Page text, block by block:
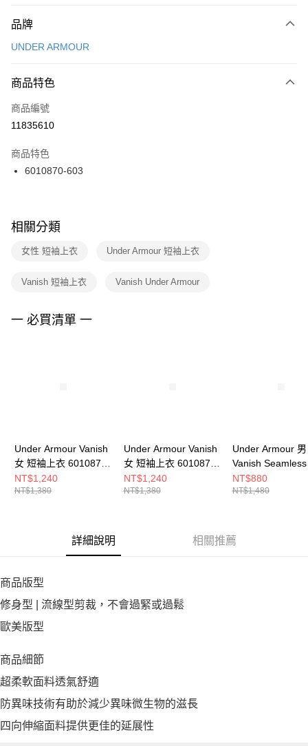
台灣樂天信用卡公司
【關於「AFTEE先享後付」】
便利好安心！
３．安心：先確認商品／服務後，再付款。
【「AFTEE先享後付」結帳流程】
１．於結帳方式選擇「AFTEE先享後付」後，將跳轉至「AFTEE先享後付」
２．訂單成立數日內，您將收到繳費通知簡訊。
３．收到繳費通知簡訊後14天內，點擊此簡訊中的連結，可透過四大超商／
ATM／網路銀行／等多元方式進行付款，方視為交易完成。
※ 交易是否成功請以「AFTEE先享後付 」之結帳頁面顯示為準，若有關於
是否繳費成功／繳費後需取消欲退款等相關疑問，請聯繫「AFTEE先享後付
客戶支援中心」https://netprotections.freshdesk.com/support/home
１．透過由恩沛科技股份有限公司提供之「AFTEE先享後付」服務完成之交
２．關於個人資料處理事宜，請瀏覽以下網址：
運送方式
每筆NT$100，滿NT$1,500(含以上)免運費
宅配
每筆NT$100，滿NT$1,500(含以上)免運費
付款後門市自取
每筆NT$100，滿NT$1,500(含以上)免運費
品牌
UNDER ARMOUR
商品特色
商品編號
11835610
商品特色
6010870-603
相關分類
女性 短袖上衣 Under Armour 短袖上衣
Vanish 短袖上衣 Vanish Under Armour
一 必買清單 一
Under Armour Vanish
女 短袖上衣 6010870-
536
NT$1,240
NT$1,380
Under Armour Vanish
女 短袖上衣 6010870-
008
NT$1,240
NT$1,380
Under Armour 男
Vanish
短袖上衣
348
NT$880
NT$1,480
詳細說明 相關推薦
商品版型
修身型 | 流線型剪裁，不會過緊或過鬆
歐美版型
商品細節
超柔軟面料透氣舒適
防異味技術有助於減少異味微生物的滋長
四向伸縮面料提供更佳的延展性